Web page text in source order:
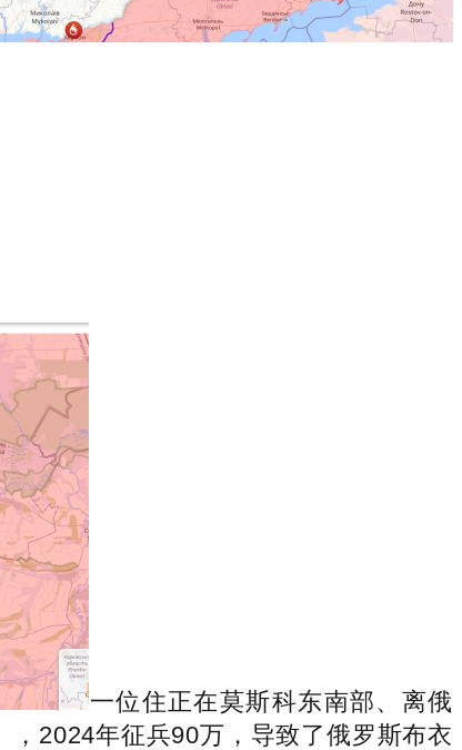
一位住正在莫斯科东南部、离俄
2024年征兵90万，导致了俄罗斯布衣